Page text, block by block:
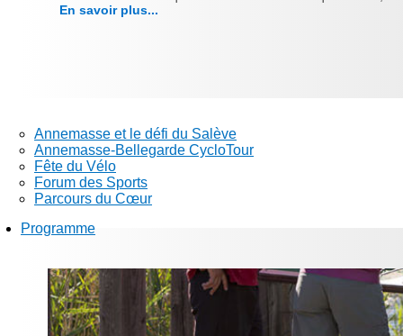
En savoir plus...
Annemasse et le défi du Salève
Annemasse-Bellegarde CycloTour
Fête du Vélo
Forum des Sports
Parcours du Cœur
Programme